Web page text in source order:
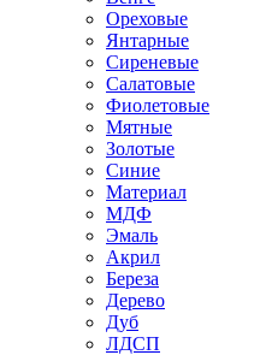
Ореховые
Янтарные
Сиреневые
Салатовые
Фиолетовые
Мятные
Золотые
Синие
Материал
МДФ
Эмаль
Акрил
Береза
Дерево
Дуб
ЛДСП